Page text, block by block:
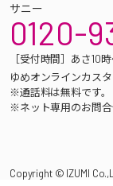
サニー
0120-
［受付時間］あさ10
ゆめオンラインカス
※通話料は無料です。
※ネット専用のお問合
Copyright © IZUMI